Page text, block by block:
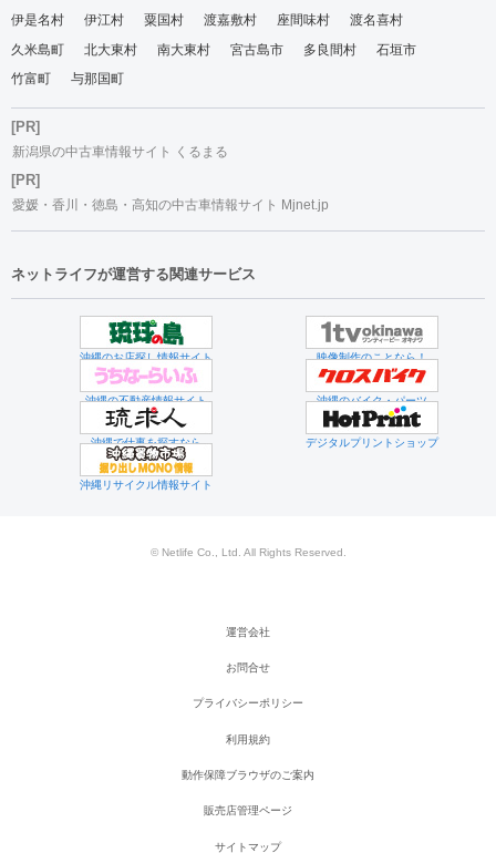
伊是名村
伊江村 粟国村 渡嘉敷村 座間味村
渡名喜村
久米島町
北大東村 南大東村 宮古島市 多良間村
石垣市
竹富町
与那国町
[PR]
新潟県の中古車情報サイト くるまる
[PR]
愛媛・香川・徳島・高知の中古車情報サイト Mjnet.jp
ネットライフが運営する関連サービス
沖縄のお店探し情報サイト 映像制作のことなら！
沖縄の不動産情報サイト 沖縄のバイク・パーツ
沖縄で仕事を探すなら デジタルプリントショップ
沖縄リサイクル情報サイト
© Netlife Co., Ltd. All Rights Reserved.
運営会社
お問合せ
プライバシーポリシー
利用規約
動作保障ブラウザのご案内
販売店管理ページ
サイトマップ